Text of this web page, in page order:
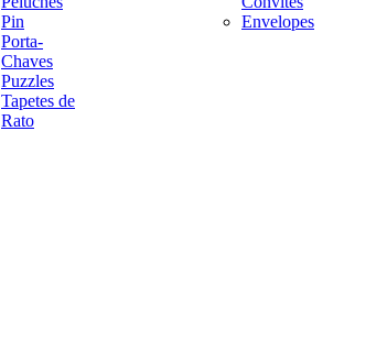
Pin
Porta-
Chaves
Puzzles
Tapetes de
Rato
Envelopes